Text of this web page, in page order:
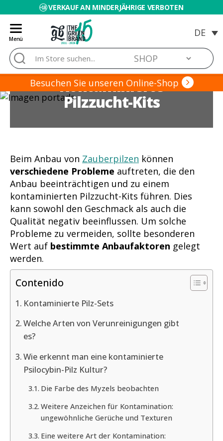
VERKAUF AN MINDERJÄHRIGE VERBOTEN
Menü
Blog
Grow
Barato
Suche
nach:
Besuchen Sie unseren Online-Shop
Kontaminierte
Pilzzucht-Kits
Beim Anbau von Zauberpilzen können
verschiedene Probleme auftreten, die den
Anbau beeinträchtigen und zu einem
kontaminierten Pilzzucht-Kits führen. Dies
kann sowohl den Geschmack als auch die
Qualität negativ beeinflussen. Um solche
Probleme zu vermeiden, sollte besonderen
Wert auf bestimmte Anbaufaktoren gelegt
werden.
Contenido
Kontaminierte Pilz-Sets
Welche Arten von Verunreinigungen gibt
es?
Wie erkennt man eine kontaminierte
Psilocybin-Pilz Kultur?
Die Farbe des Myzels beobachten
Weitere Anzeichen für Kontamination:
ungewöhnliche Gerüche und Texturen
Eine weitere Art der Kontamination: